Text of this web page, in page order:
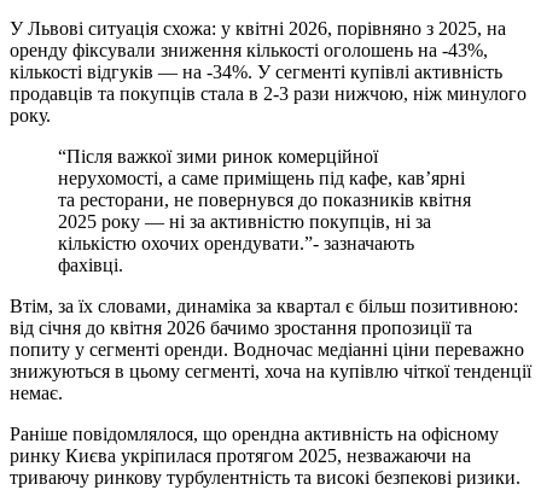
У Львові ситуація схожа: у квітні 2026, порівняно з 2025, на
оренду фіксували зниження кількості оголошень на -43%,
кількості відгуків — на -34%. У сегменті купівлі активність
продавців та покупців стала в 2-3 рази нижчою, ніж минулого
року.
“Після важкої зими ринок комерційної
нерухомості, а саме приміщень під кафе, кав’ярні
та ресторани, не повернувся до показників квітня
2025 року — ні за активністю покупців, ні за
кількістю охочих орендувати.”- зазначають
фахівці.
Втім, за їх словами, динаміка за квартал є більш позитивною:
від січня до квітня 2026 бачимо зростання пропозиції та
попиту у сегменті оренди. Водночас медіанні ціни переважно
знижуються в цьому сегменті, хоча на купівлю чіткої тенденції
немає.
Раніше повідомлялося, що орендна активність на офісному
ринку Києва укріпилася протягом 2025, незважаючи на
триваючу ринкову турбулентність та високі безпекові ризики.